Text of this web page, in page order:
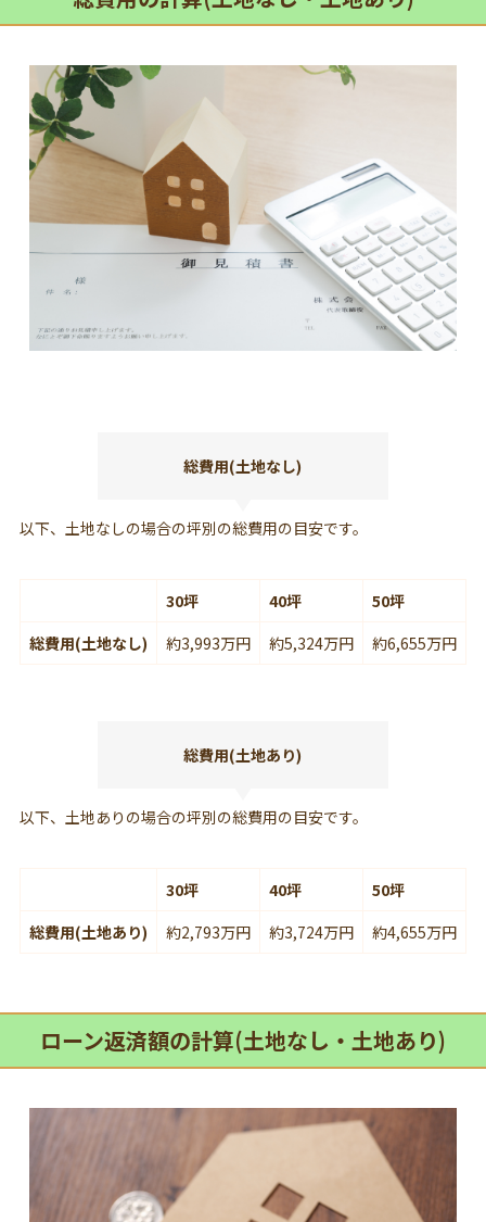
総費用(土地なし)
以下、土地なしの場合の坪別の総費用の目安です。
30坪 40坪
50坪
総費用(土地なし)
約3,993万円 約5,324万円 約6,655万円
総費用(土地あり)
以下、土地ありの場合の坪別の総費用の目安です。
30坪 40坪
50坪
総費用(土地あり)
約2,793万円 約3,724万円 約4,655万円
ローン返済額の計算(土地なし・土地あり)